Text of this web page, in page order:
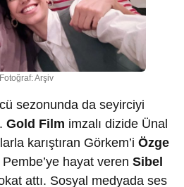
Fotoğraf: Arşiv
sezonunda da seyirciyi
Gold Film imzalı dizide Ünal
karıştıran Görkem’i Özge
Pembe’ye hayat veren Sibel
attı. Sosyal medyada ses